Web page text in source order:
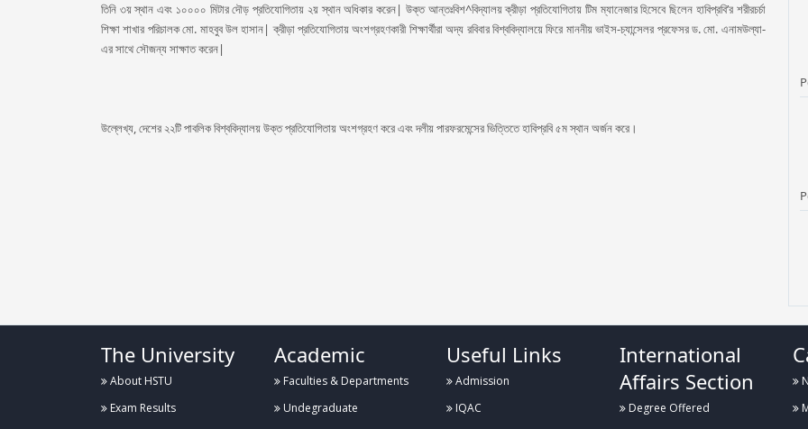
তিনি ৩য় স্থান এবং ১০০০০ মিটার দৌড় প্রতিযোগিতায় ২য় স্থান অধিকার করেন| উক্ত আন্তঃবিশ^বিদ্যালয় ক্রীড়া প্রতিযোগিতায় টিম ম্যানেজার হিসেবে ছিলেন হাবিপ্রবি’র শরীরচর্চা
শিক্ষা শাখার পরিচালক মো. মাহবুব উল হাসান| ক্রীড়া প্রতিযোগিতায় অংশগ্রহণকারী শিক্ষার্থীরা অদ্য রবিবার বিশ্ববিদ্যালয়ে ফিরে মাননীয় ভাইস-চ্যান্সেলর প্রফেসর ড. মো. এনামউল্যা-
এর সাথে সৌজন্য সাক্ষাত করেন|
উল্লেখ্য, দেশের ২২টি পাবলিক বিশ্ববিদ্যালয় উক্ত প্রতিযোগিতায় অংশগ্রহণ করে এবং দলীয় পারফরমেন্সের ভিত্তিতে হাবিপ্রবি ৫ম স্থান অর্জন করে।
The University
About HSTU
Exam Results
Academic
Faculties & Departments
Undegraduate
Useful Links
Admission
IQAC
International
Affairs Section
Degree Offered